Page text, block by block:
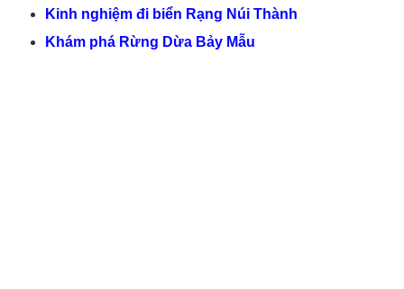
Kinh nghiệm đi biển Rạng Núi Thành
Khám phá Rừng Dừa Bảy Mẫu